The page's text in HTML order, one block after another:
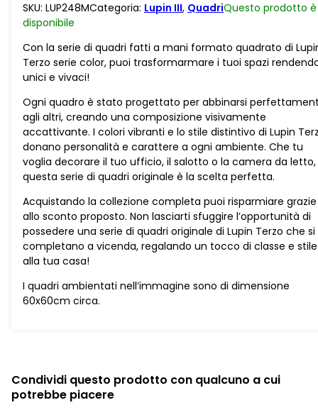
a
mano
su
juta
originali
Lupin
Color
quantità
SKU: LUP248MCategoria: Lupin III, QuadriQuesto prodotto è
disponibile
Con la serie di quadri fatti a mani formato quadrato di
Terzo serie color, puoi trasformarmare i tuoi spazi
unici e vivaci!
Ogni quadro è stato progettato per abbinarsi
agli altri, creando una composizione visivamente
accattivante. I colori vibranti e lo stile distintivo di Lupin
donano personalità e carattere a ogni ambiente. Che tu
voglia decorare il tuo ufficio, il salotto o la camera da letto,
questa serie di quadri originale è la scelta perfetta.
Acquistando la collezione completa puoi risparmiare grazie
allo sconto proposto. Non lasciarti sfuggire l’opportunità di
possedere una serie di quadri originale di Lupin Terzo che si
completano a vicenda, regalando un tocco di classe e stile
alla tua casa!
I quadri ambientati nell’immagine sono di dimensione
60x60cm circa.
Condividi questo prodotto con qualcuno a cui
potrebbe piacere